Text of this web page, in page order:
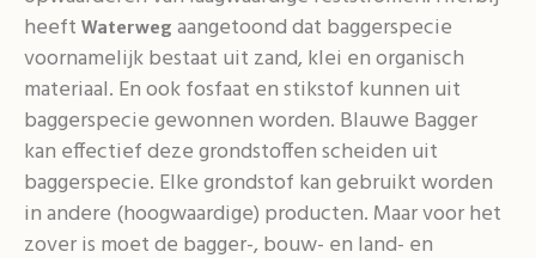
heeft Waterweg aangetoond dat baggerspecie
voornamelijk bestaat uit zand, klei en organisch
materiaal. En ook fosfaat en stikstof kunnen uit
baggerspecie gewonnen worden. Blauwe Bagger
kan effectief deze grondstoffen scheiden uit
baggerspecie. Elke grondstof kan gebruikt worden
in andere (hoogwaardige) producten. Maar voor het
zover is moet de bagger-, bouw- en land- en